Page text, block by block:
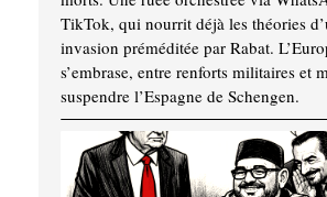
TikTok, qui nourrit déjà les théories
invasion préméditée par Rabat.
s’embrase, entre renforts militaires et
suspendre l’Espagne de Schengen.